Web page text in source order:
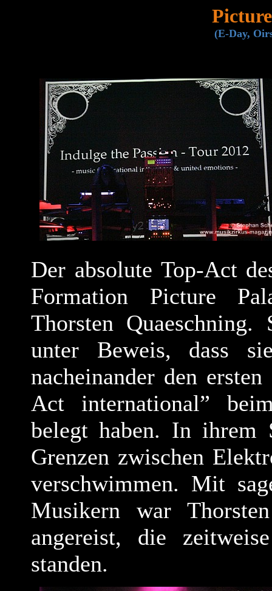
(E-Day,
Der absolute Top-Act
Formation Picture
Thorsten
unter Beweis, dass
nacheinander den
Act international”
belegt haben. In
Grenzen zwischen
verschwimmen. Mit
Musikern war
angereist, die
standen.